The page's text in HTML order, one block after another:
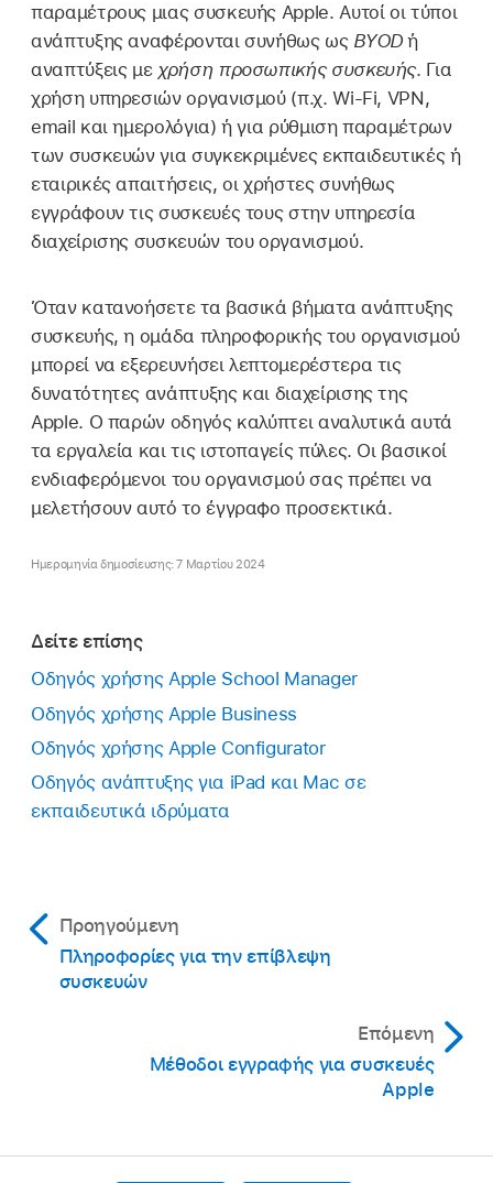
παραμέτρους μιας συσκευής Apple. Αυτοί οι τύποι
ανάπτυξης αναφέρονται συνήθως ως BYODή
αναπτύξεις με χρήση προσωπικής συσκευής. Για
χρήση υπηρεσιών οργανισμού (π.χ.Wi-Fi, VPN,
email και ημερολόγια) ή για ρύθμιση παραμέτρων
των συσκευών για συγκεκριμένες εκπαιδευτικές ή
εταιρικές απαιτήσεις, οι χρήστες συνήθως
εγγράφουν τις συσκευές τους στην υπηρεσία
διαχείρισης συσκευών του οργανισμού.
Όταν κατανοήσετε τα βασικά βήματα ανάπτυξης
συσκευής, η ομάδα πληροφορικής του οργανισμού
μπορεί να εξερευνήσει λεπτομερέστερα τις
δυνατότητες ανάπτυξης και διαχείρισης της
Apple. Ο παρών οδηγός καλύπτει αναλυτικά αυτά
τα εργαλεία και τις ιστοπαγείς πύλες. Οι βασικοί
ενδιαφερόμενοι του οργανισμού σας πρέπει να
μελετήσουν αυτό το έγγραφο προσεκτικά.
Ημερομηνία δημοσίευσης: 7 Μαρτίου 2024
Δείτε επίσης
Οδηγός χρήσης Apple School Manager
Οδηγός χρήσης Apple Business
Οδηγός χρήσης Apple Configurator
Οδηγός ανάπτυξης για iPad και Mac σε
εκπαιδευτικά ιδρύματα
Προηγούμενη
Πληροφορίες για την επίβλεψη
συσκευών
Επόμενη
Μέθοδοι εγγραφής για συσκευές
Apple